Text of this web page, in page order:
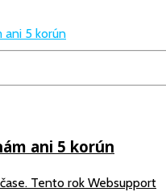
ani 5 korún
Tento rok Websupport